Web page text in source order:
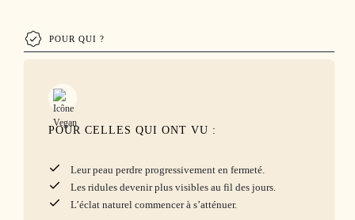
POUR QUI ?
POUR CELLES QUI ONT VU :
Leur peau perdre progressivement en fermeté.
Les ridules devenir plus visibles au fil des jours.
L’éclat naturel commencer à s’atténuer.